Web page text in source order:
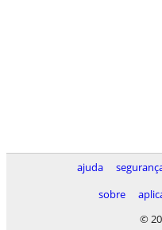
ajuda
sobre
©